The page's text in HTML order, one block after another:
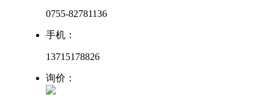
0755-82781136
手机：
13715178826
询价：